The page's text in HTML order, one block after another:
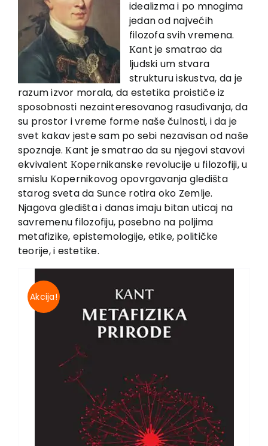
Autori
Vesti
EU PROJEKTI
Kontakt
idealizma i po mnogima
jedan od najvećih
filozofa svih vremena.
Кant je smatrao da
ljudski um stvara
strukturu iskustva, da je
razum izvor morala, da estetika proističe iz
sposobnosti nezainteresovanog rasuđivanja, da
su prostor i vreme forme naše čulnosti, i da je
svet kakav jeste sam po sebi nezavisan od naše
spoznaje. Кant je smatrao da su njegovi stavovi
ekvivalent Кopernikanske revolucije u filozofiji, u
smislu Кopernikovog opovrgavanja gledišta
starog sveta da Sunce rotira oko Zemlje.
Njagova gledišta i danas imaju bitan uticaj na
savremenu filozofiju, posebno na poljima
metafizike, epistemologije, etike, političke
teorije, i estetike.
Akcija!